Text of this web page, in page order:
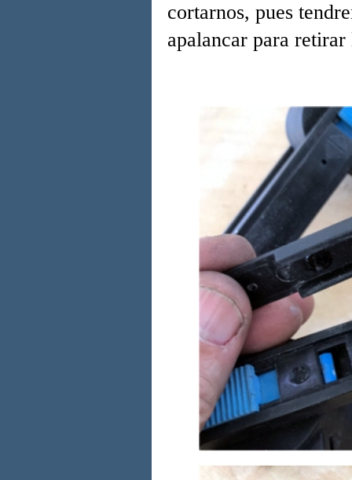
cortarnos, pues
apalancar para